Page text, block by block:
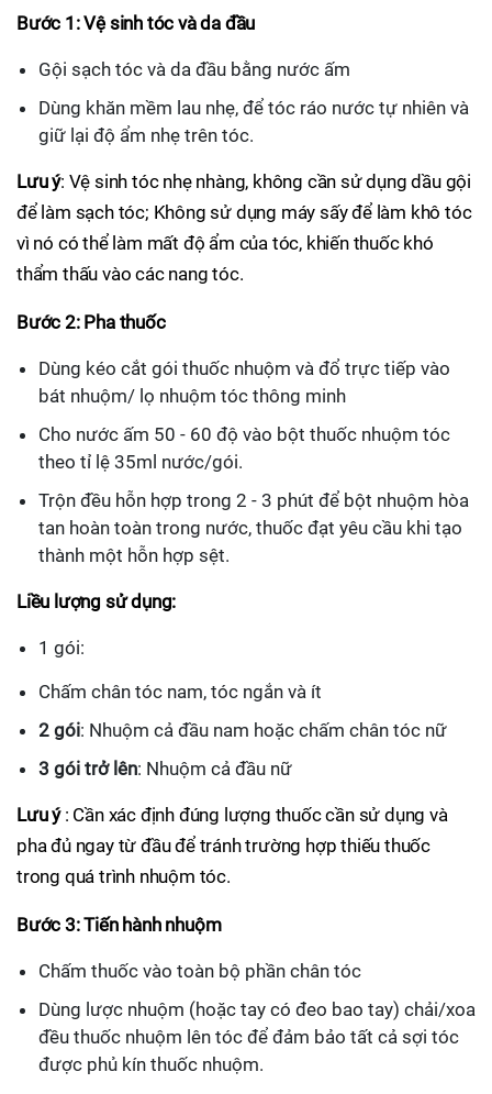
Bước 1: Vệ sinh tóc và da đầu
Gội sạch tóc và da đầu bằng nước ấm
Dùng khăn mềm lau nhẹ, để tóc ráo nước tự nhiên và
giữ lại độ ẩm nhẹ trên tóc.
Lưu ý: Vệ sinh tóc nhẹ nhàng, không cần sử dụng dầu gội
để làm sạch tóc; Không sử dụng máy sấy để làm khô tóc
vì nó có thể làm mất độ ẩm của tóc, khiến thuốc khó
thẩm thấu vào các nang tóc.
Bước 2: Pha thuốc
Dùng kéo cắt gói thuốc nhuộm và đổ trực tiếp vào
bát nhuộm/ lọ nhuộm tóc thông minh
Cho nước ấm 50 - 60 độ vào bột thuốc nhuộm tóc
theo tỉ lệ 35ml nước/gói.
Trộn đều hỗn hợp trong 2 - 3 phút để bột nhuộm hòa
tan hoàn toàn trong nước, thuốc đạt yêu cầu khi tạo
thành một hỗn hợp sệt.
Liều lượng sử dụng:
1 gói:
Chấm chân tóc nam, tóc ngắn và ít
2 gói: Nhuộm cả đầu nam hoặc chấm chân tóc nữ
3 gói trở lên: Nhuộm cả đầu nữ
Lưu ý: Cần xác định đúng lượng thuốc cần sử dụng và
pha đủ ngay từ đầu để tránh trường hợp thiếu thuốc
trong quá trình nhuộm tóc.
Bước 3: Tiến hành nhuộm
Chấm thuốc vào toàn bộ phần chân tóc
Dùng lược nhuộm (hoặc tay có đeo bao tay) chải/xoa
đều thuốc nhuộm lên tóc để đảm bảo tất cả sợi tóc
được phủ kín thuốc nhuộm.